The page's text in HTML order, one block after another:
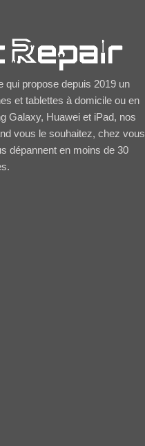
qui propose depuis 2019 un
et tablettes à domicile ou en
Galaxy, Huawei et iPad, nos
vous le souhaitez, chez vous
dépannent en moins de 30